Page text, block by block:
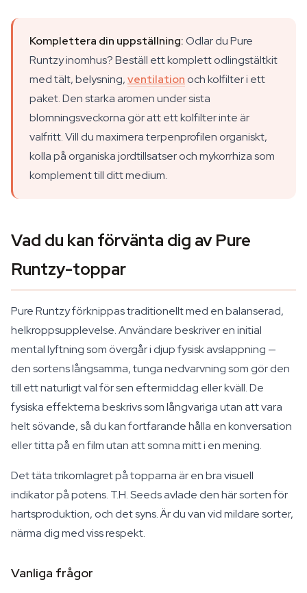
Komplettera din uppställning:Odlar du Pure
Runtzy inomhus? Beställ ett komplett odlingstältkit
med tält, belysning,ventilation och kolfilter i ett
paket. Den starka aromen under sista
blomningsveckorna gör att ett kolfilter inte är
valfritt. Vill du maximera terpenprofilen organiskt,
kolla på organiska jordtillsatser och mykorrhiza som
komplement till ditt medium.
Vad du kan förvänta dig av Pure
Runtzy-toppar
Pure Runtzy förknippas traditionellt med en balanserad,
helkroppsupplevelse. Användare beskriver en initial
mental lyftning som övergår i djup fysisk avslappning —
den sortens långsamma, tunga nedvarvning som gör den
till ett naturligt val för sen eftermiddag eller kväll. De
fysiska effekterna beskrivs som långvariga utan att vara
helt sövande, så du kan fortfarande hålla en konversation
eller titta på en film utan att somna mitt i en mening.
Det täta trikomlagret på topparna är en bra visuell
indikator på potens. T.H. Seeds avlade den här sorten för
hartsproduktion, och det syns. Är du van vid mildare sorter,
närma dig med viss respekt.
Vanliga frågor